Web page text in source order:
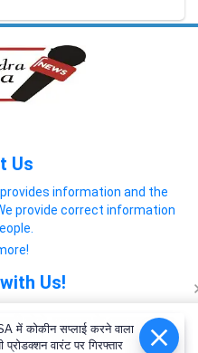
Us
information and the
provide correct information
Us!
में कोकीन सप्लाई करने वाला
प्रोडक्शन वारंट पर गिरफ्तार